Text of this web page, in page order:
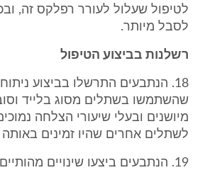
לטיפול שעלול לעורר רפלקס זה,
לסבל מיותר.
רשלנות בביצוע הטיפול
18. הנתבעים התרשלו בביצוע
שהשתמשו בשתלים מסוג בלייד
מיושנים ובעלי שיעורי הצלחה
לשתלים אחרים שהיו זמינים
19. הנתבעים ביצעו שינויים